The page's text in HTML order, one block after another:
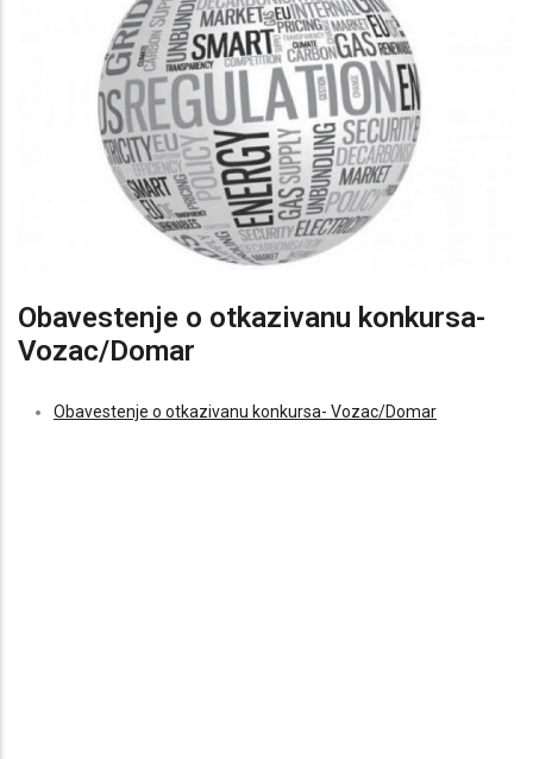
Obavestenje o otkazivanu konkursa-
Vozac/Domar
Obavestenje o otkazivanu konkursa- Vozac/Domar